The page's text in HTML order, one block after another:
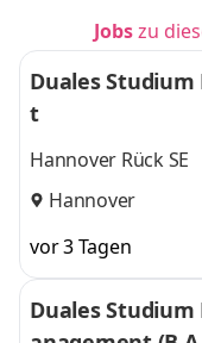
Jobszu
Duales
t
Hannover Rück SE
Hannover
vor 3 Tagen
Duales Studium